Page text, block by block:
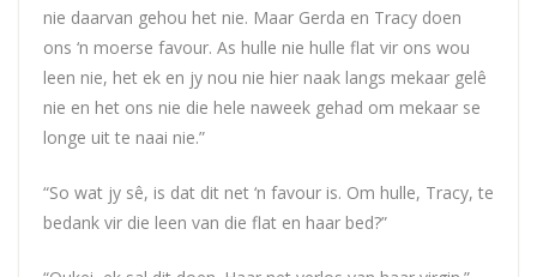
nie daarvan gehou het nie. Maar Gerda en Tracy doen
ons ‘n moerse favour. As hulle nie hulle flat vir ons wou
leen nie, het ek en jy nou nie hier naak langs mekaar gelê
nie en het ons nie die hele naweek gehad om mekaar se
longe uit te naai nie.”
“So wat jy sê, is dat dit net ‘n favour is. Om hulle, Tracy, te
bedank vir die leen van die flat en haar bed?”